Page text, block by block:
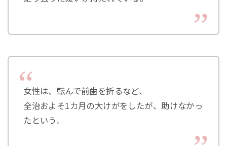
女性は、転んで前歯を折るなど、
全治およそ1カ月の大けがをしたが、助けなかっ
たという。